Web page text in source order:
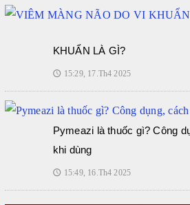
KHUẨN LÀ GÌ?
🕔 15:29, 17.Th4 2025
Pymeazi là thuốc gì? Công
khi dùng
🕔 15:49, 16.Th4 2025